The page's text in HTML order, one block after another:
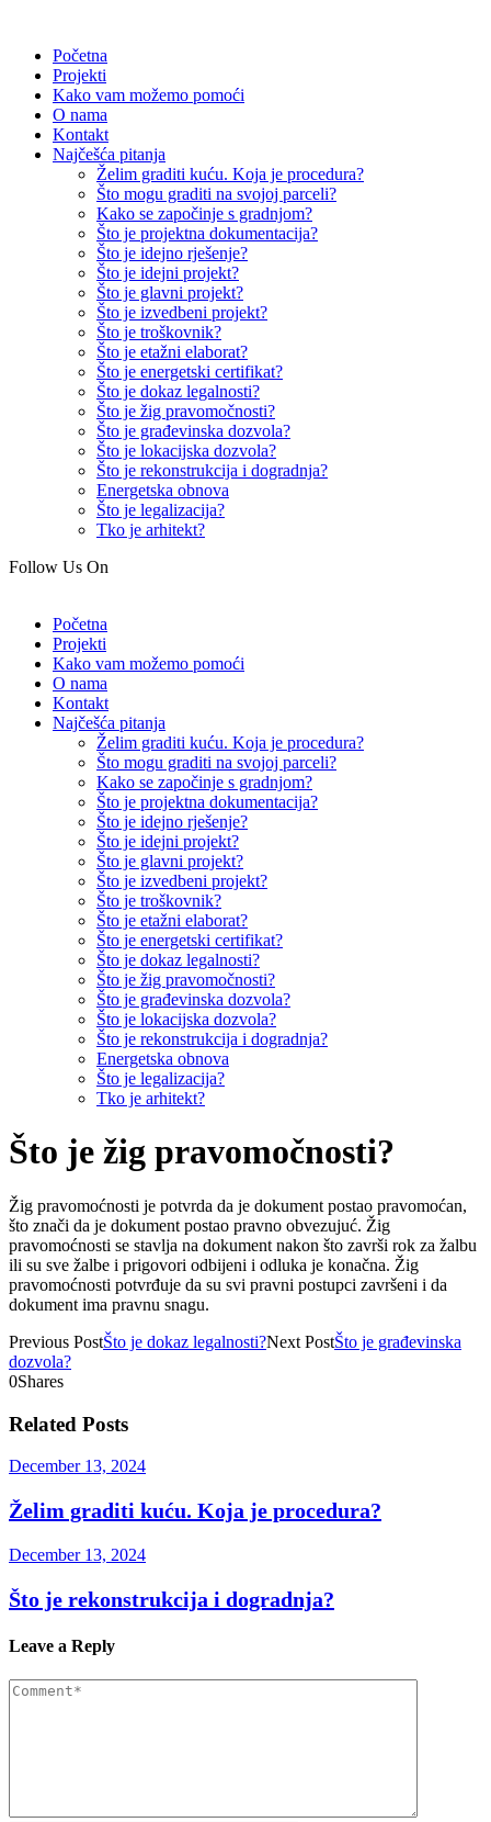
Početna
Projekti
Kako vam možemo pomoći
O nama
Kontakt
Najčešća pitanja
Želim graditi kuću. Koja je procedura?
Što mogu graditi na svojoj parceli?
Kako se započinje s gradnjom?
Što je projektna dokumentacija?
Što je idejno rješenje?
Što je idejni projekt?
Što je glavni projekt?
Što je izvedbeni projekt?
Što je troškovnik?
Što je etažni elaborat?
Što je energetski certifikat?
Što je dokaz legalnosti?
Što je žig pravomočnosti?
Što je građevinska dozvola?
Što je lokacijska dozvola?
Što je rekonstrukcija i dogradnja?
Energetska obnova
Što je legalizacija?
Tko je arhitekt?
Follow Us On
Početna
Projekti
Kako vam možemo pomoći
O nama
Kontakt
Najčešća pitanja
Želim graditi kuću. Koja je procedura?
Što mogu graditi na svojoj parceli?
Kako se započinje s gradnjom?
Što je projektna dokumentacija?
Što je idejno rješenje?
Što je idejni projekt?
Što je glavni projekt?
Što je izvedbeni projekt?
Što je troškovnik?
Što je etažni elaborat?
Što je energetski certifikat?
Što je dokaz legalnosti?
Što je žig pravomočnosti?
Što je građevinska dozvola?
Što je lokacijska dozvola?
Što je rekonstrukcija i dogradnja?
Energetska obnova
Što je legalizacija?
Tko je arhitekt?
Što je žig pravomočnosti?
Žig pravomoćnosti je potvrda da je dokument postao pravomoćan,
što znači da je dokument postao pravno obvezujuć. Žig
pravomoćnosti se stavlja na dokument nakon što završi rok za žalbu
ili su sve žalbe i prigovori odbijeni i odluka je konačna. Žig
pravomoćnosti potvrđuje da su svi pravni postupci završeni i da
dokument ima pravnu snagu.
Previous PostŠto je dokaz legalnosti?Next PostŠto je građevinska
dozvola?
0Shares
Related Posts
December 13, 2024
Želim graditi kuću. Koja je procedura?
December 13, 2024
Što je rekonstrukcija i dogradnja?
Leave a Reply